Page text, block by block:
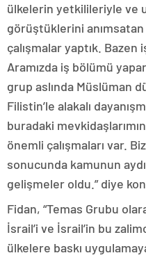
ülkelerin yetkilileriyle ve
görüştüklerini
çalışmalar yaptık. Bazen
Aramızda iş bölümü
grup aslında Müslüman
Filistin’le alakalı
buradaki
önemli çalışmaları var.
sonucunda kamunun
gelişmeler oldu.” diye
Fidan, “Temas Grubu
İsrail’i ve İsrail’in bu
ülkelere baskı